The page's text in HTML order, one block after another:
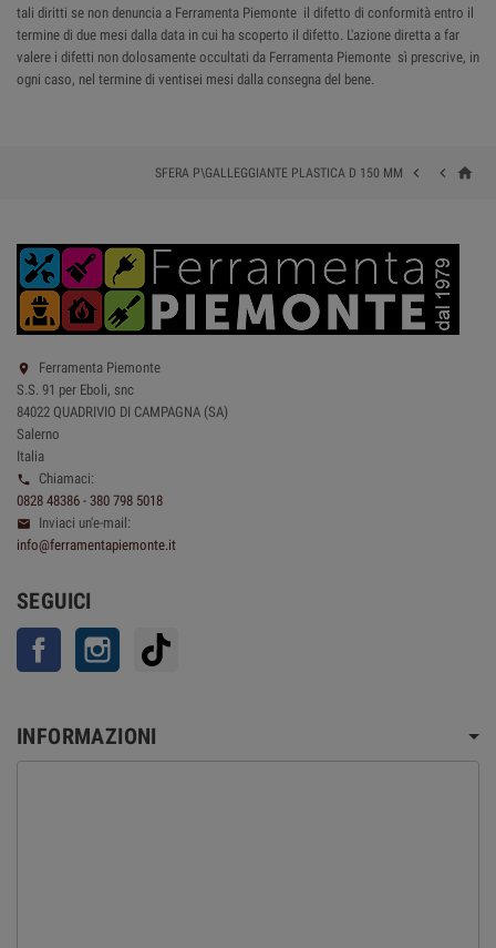
tali diritti se non denuncia a Ferramenta Piemonte il difetto di conformità entro il
termine di due mesi dalla data in cui ha scoperto il difetto. L'azione diretta a far
valere i difetti non dolosamente occultati da Ferramenta Piemonte sì prescrive, in
ogni caso, nel termine di ventisei mesi dalla consegna del bene.
home


SFERA P\GALLEGGIANTE PLASTICA D 150 MM

Ferramenta Piemonte
S.S. 91 per Eboli, snc
84022 QUADRIVIO DI CAMPAGNA (SA)
Salerno
Italia

Chiamaci:
0828 48386 - 380 798 5018

Inviaci un'e-mail:
info@ferramentapiemonte.it
SEGUICI
Facebook Instagram
INFORMAZIONI